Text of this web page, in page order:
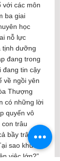
với các môn
ba giai
học
nỗ lực
tịnh dưỡng
đang trong
đang tin cậy
về ngồi yên
Thượng
có những lời
quyến vô
con trâu
bầy trâu
sao khuôn
việc lớn?”